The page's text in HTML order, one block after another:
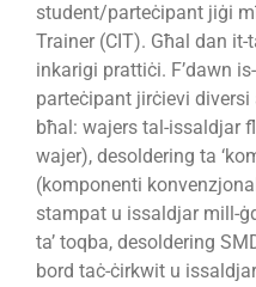
student/parteċipant jiġi
Trainer (CIT). Għal dan
inkarigi prattiċi. F’dawn
parteċipant jirċievi
bħal: wajers tal-issaldjar
wajer), desoldering ta
(komponenti
stampat u issaldjar mill-
ta’ toqba, desoldering
bord taċ-ċirkwit u